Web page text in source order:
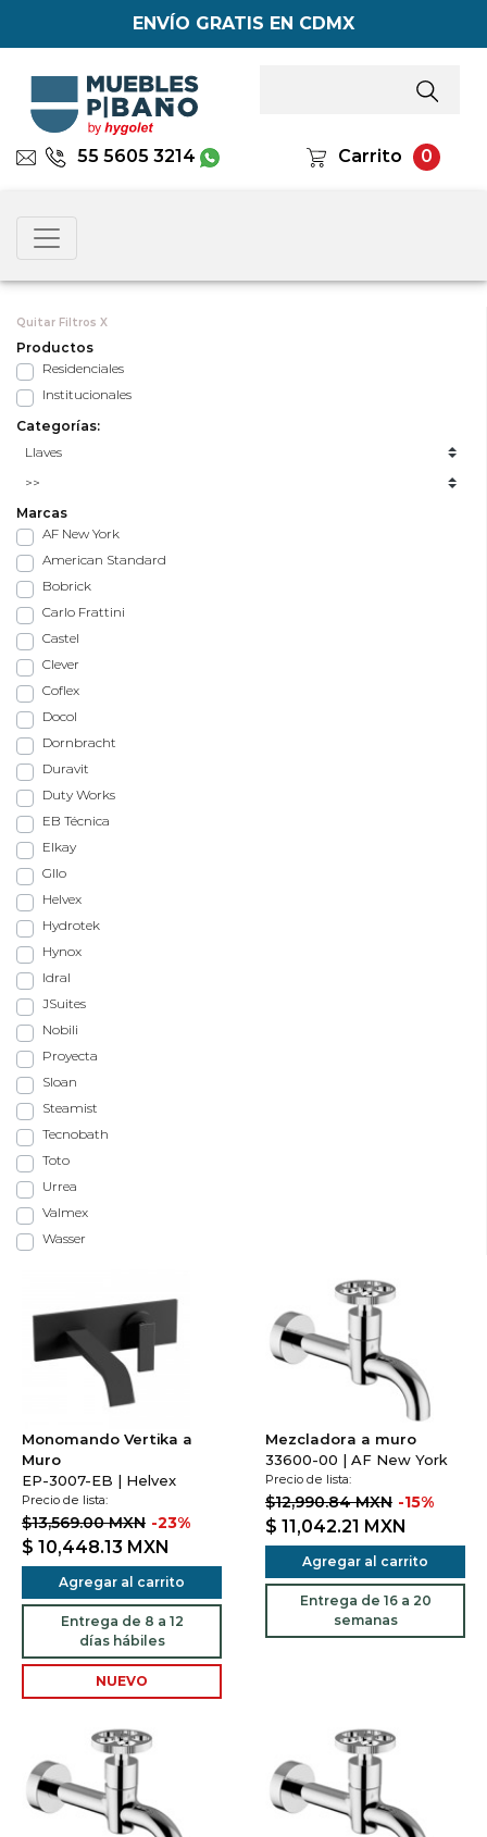
ENVÍO GRATIS EN CDMX
55 5605 3214 Carrito 0
Quitar Filtros X
Productos
Residenciales
Institucionales
Categorías:
Marcas
AF New York
American Standard
Bobrick
Carlo Frattini
Castel
Clever
Coflex
Docol
Dornbracht
Duravit
Duty Works
EB Técnica
Elkay
Gllo
Helvex
Hydrotek
Hynox
Idral
JSuites
Nobili
Proyecta
Sloan
Steamist
Tecnobath
Toto
Urrea
Valmex
Wasser
Monomando Vertika a
Muro
EP-3007-EB | Helvex
Precio de lista:
$13,569.00 MXN -23%
$ 10,448.13 MXN
Agregar al carrito
Entrega de 8 a 12
días hábiles
NUEVO
Mezcladora a muro
33600-00 | AF New York
Precio de lista:
$12,990.84 MXN -15%
$ 11,042.21 MXN
Agregar al carrito
Entrega de 16 a 20
semanas